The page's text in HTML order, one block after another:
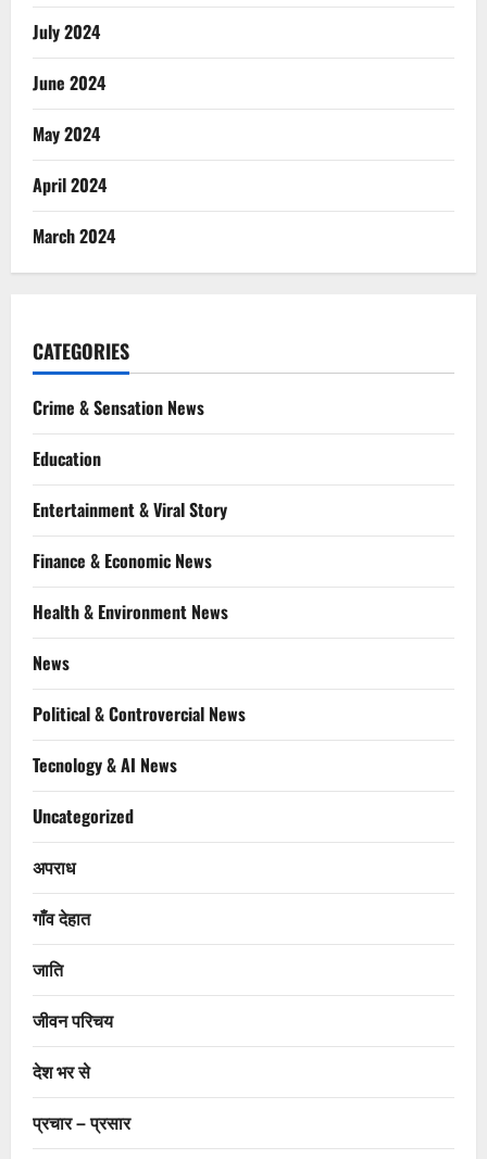
July 2024
June 2024
May 2024
April 2024
March 2024
CATEGORIES
Crime & Sensation News
Education
Entertainment & Viral Story
Finance & Economic News
Health & Environment News
News
Political & Controvercial News
Tecnology & AI News
Uncategorized
अपराध
गाँव देहात
जाति
जीवन परिचय
देश भर से
प्रचार – प्रसार